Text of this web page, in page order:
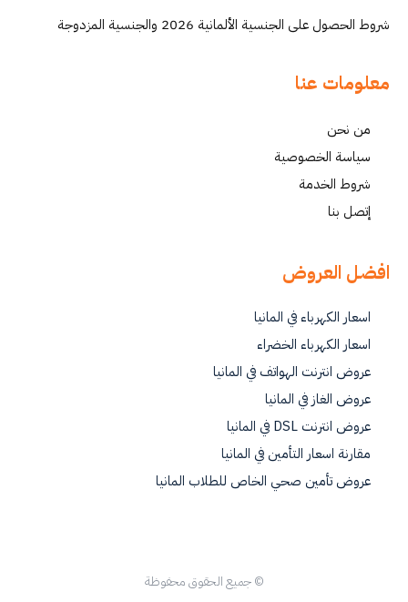
شروط الحصول على الجنسية الألمانية 2026 والجنسية المزدوجة
معلومات عنا
من نحن
سياسة الخصوصية
شروط الخدمة
إتصل بنا
افضل العروض
اسعار الكهرباء في المانيا
اسعار الكهرباء الخضراء
عروض انترنت الهواتف في المانيا
عروض الغاز في المانيا
عروض انترنت DSL في المانيا
مقارنة اسعار التأمين في المانيا
عروض تأمين صحي الخاص للطلاب المانيا
© جميع الحقوق محفوظة